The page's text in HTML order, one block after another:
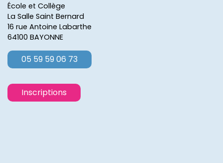
École et Collège
La Salle Saint Bernard
16 rue Antoine Labarthe
64100 BAYONNE
05 59 59 06 73
Inscriptions